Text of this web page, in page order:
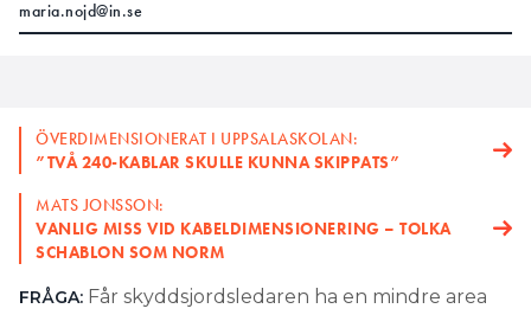
maria.nojd@in.se
ÖVERDIMENSIONERAT I UPPSALASKOLAN:
”TVÅ 240-KABLAR SKULLE KUNNA SKIPPATS”
MATS JONSSON:
VANLIG MISS VID KABELDIMENSIONERING – TOLKA
SCHABLON SOM NORM
FRÅGA: Får skyddsjordsledaren ha en mindre area